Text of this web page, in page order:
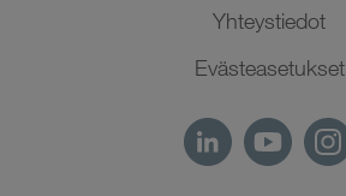
Yhteystiedot
Evästeasetukset